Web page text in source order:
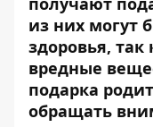
из них могут
здоровья, так
вредные
подарка
обращать